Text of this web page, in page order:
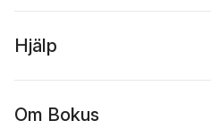
Hjälp
Om Bokus